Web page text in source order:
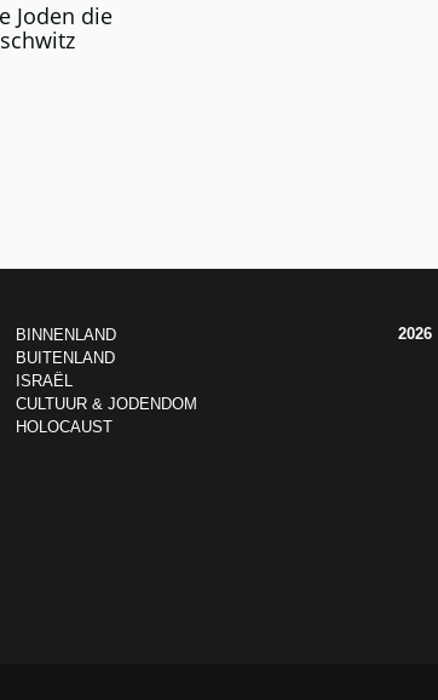
Joden die
BINNENLAND
BUITENLAND
ISRAËL
CULTUUR & JODENDOM
HOLOCAUST
2026